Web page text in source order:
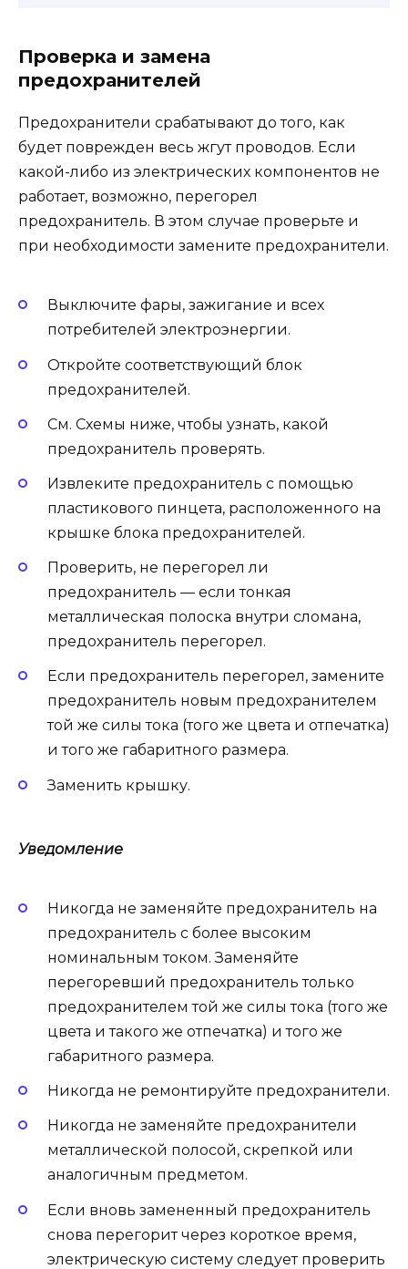
Проверка и замена
предохранителей
Предохранители срабатывают до того, как
будет поврежден весь жгут проводов. Если
какой-либо из электрических компонентов не
работает, возможно, перегорел
предохранитель. В этом случае проверьте и
при необходимости замените предохранители.
Выключите фары, зажигание и всех
потребителей электроэнергии.
Откройте соответствующий блок
предохранителей.
См. Схемы ниже, чтобы узнать, какой
предохранитель проверять.
Извлеките предохранитель с помощью
пластикового пинцета, расположенного на
крышке блока предохранителей.
Проверить, не перегорел ли
предохранитель — если тонкая
металлическая полоска внутри сломана,
предохранитель перегорел.
Если предохранитель перегорел, замените
предохранитель новым предохранителем
той же силы тока (того же цвета и отпечатка)
и того же габаритного размера.
Заменить крышку.
Уведомление
Никогда не заменяйте предохранитель на
предохранитель с более высоким
номинальным током. Заменяйте
перегоревший предохранитель только
предохранителем той же силы тока (того же
цвета и такого же отпечатка) и того же
габаритного размера.
Никогда не ремонтируйте предохранители.
Никогда не заменяйте предохранители
металлической полосой, скрепкой или
аналогичным предметом.
Если вновь замененный предохранитель
снова перегорит через короткое время,
электрическую систему следует проверить